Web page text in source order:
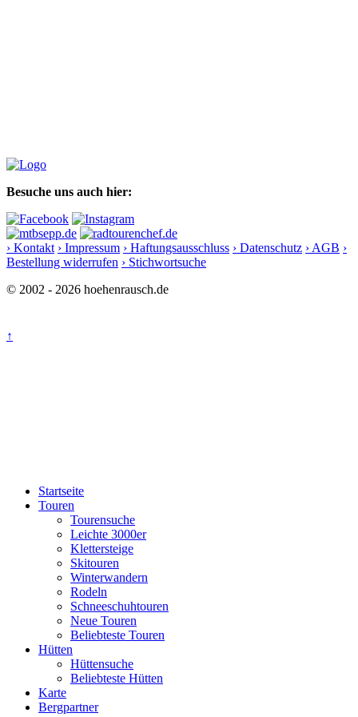
Besuche uns auch hier:
› Kontakt › Impressum › Haftungsausschluss › Datenschutz › AGB ›
Bestellung widerrufen › Stichwortsuche
© 2002 - 2026 hoehenrausch.de
↑
Startseite
Touren
Tourensuche
Leichte 3000er
Klettersteige
Skitouren
Winterwandern
Rodeln
Schneeschuhtouren
Neue Touren
Beliebteste Touren
Hütten
Hüttensuche
Beliebteste Hütten
Karte
Bergpartner